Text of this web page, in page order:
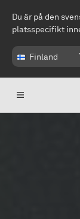
Du är på den
platsspecifikt
Finland